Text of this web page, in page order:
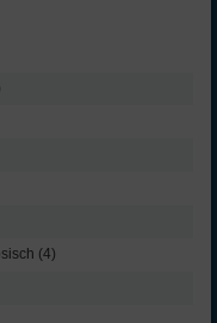
(4)